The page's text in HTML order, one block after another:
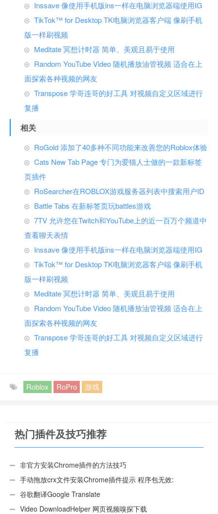
Inssave 像使用手机版ins一样在电脑浏览器端使用IG
TikTok™ for Desktop TK电脑浏览器客户端 像刷手机
版一样刷视频
Meditate 冥想计时器 简单、美观且易于使用
Random YouTube Video 随机播放油管视频 适合在上
面探索各种视频的网友
Transpose 学哥连哥的好工具 对视频自定义区域进行
复播
相关
RoGold 添加了40多种不同功能来改善您的Roblox体验
Cats New Tab Page 专门为爱猫人士做的一款新标签
页插件
RoSearcher在ROBLOX游戏服务器列表中搜索用户ID
Battle Tabs 在新标签页玩battles游戏
7TV 允许您在Twitch和YouTube上的近一百万个频道中
查看聊天表情
Inssave 像使用手机版ins一样在电脑浏览器端使用IG
TikTok™ for Desktop TK电脑浏览器客户端 像刷手机
版一样刷视频
Meditate 冥想计时器 简单、美观且易于使用
Random YouTube Video 随机播放油管视频 适合在上
面探索各种视频的网友
Transpose 学哥连哥的好工具 对视频自定义区域进行
复播
Roblox RoPro 游戏
热门插件及技巧推荐
非官方安装Chrome插件的方法技巧
手动拖放crx文件安装Chrome插件提示 程序包无效:
“CEX_HEADER_INVALID”的解决办法
谷歌翻译Google Translate
Video DownloadHelper 网页视频嗅探下载